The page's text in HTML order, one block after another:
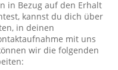
in Bezug auf den Erhalt
kannst du dich über
in deinen
mit uns
wir die folgenden